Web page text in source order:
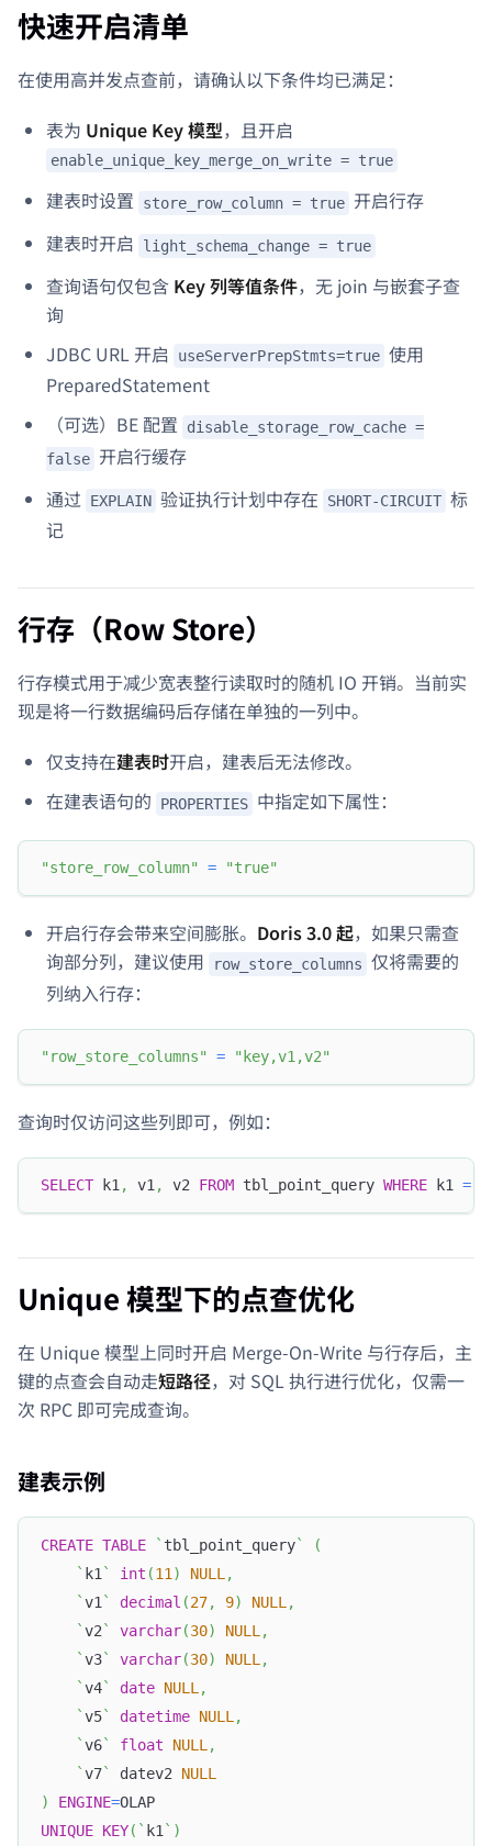
快速开启清单
在使用高并发点查前，请确认以下条件均已满足：
表为 Unique Key 模型，且开启
enable_unique_key_merge_on_write = true
建表时设置 store_row_column = true 开启行存
建表时开启
light_schema_change = true
查询语句仅包含 Key 列等值条件，无 join 与嵌套子查
询
JDBC URL 开启
useServerPrepStmts=true 使用
PreparedStatement
（可选）BE 配置
disable_storage_row_cache =
false 开启行缓存
通过
EXPLAIN 验证执行计划中存在 SHORT-CIRCUIT 标
记
行存（Row Store）
行存模式用于减少宽表整行读取时的随机 IO 开销。当前实
现是将一行数据编码后存储在单独的一列中。
仅支持在建表时开启，建表后无法修改。
在建表语句的
PROPERTIES 中指定如下属性：
"store_row_column" = "true"
开启行存会带来空间膨胀。 Doris 3.0 起，如果只需查
询部分列，建议使用
row_store_columns 仅将需要的
列纳入行存：
"row_store_columns" = "key,v1,v2"
查询时仅访问这些列即可，例如：
SELECT k1, v1, v2 FROM tbl_point_query WHERE k1 =
Unique 模型下的点查优化
在 Unique 模型上同时开启 Merge-On-Write 与行存后，主
键的点查会自动走短路径，对 SQL 执行进行优化，仅需一
次 RPC 即可完成查询。
建表示例
CREATE TABLE ` tbl_point_query`
(
` k1 ` int (11 ) NULL ,
`v1 ` decimal (27, 9) NULL ,
`v2 ` varchar(30) NULL ,
`v3` varchar(30) NULL ,
`v4` date NULL ,
`v5` datetime NULL ,
`v6` float NULL ,
`v7` datev2 NULL
)
ENGINE=OLAP
UNIQUE KEY( ` k1 ` )